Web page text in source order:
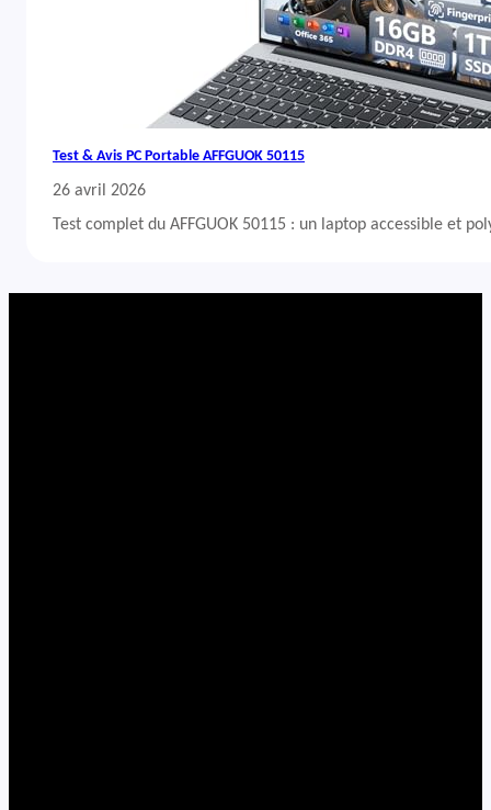
Test & Avis PC Portable AFFGUOK 50115
26 avril 2026
Test complet du AFFGUOK 50115 : un laptop accessible